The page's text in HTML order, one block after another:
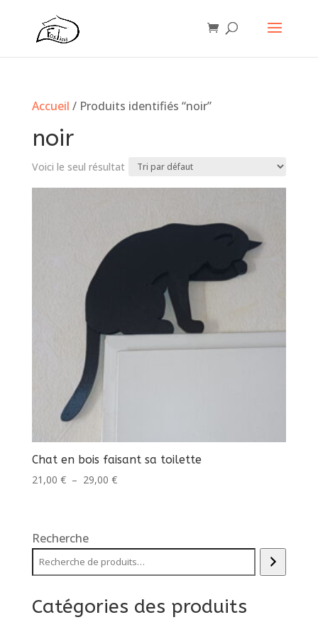
Accueil / Produits identifiés “noir”
noir
Voici le seul résultat
Chat en bois faisant sa toilette
21,00 € – 29,00 €Plage
29,00 €
Recherche
Catégories des produits